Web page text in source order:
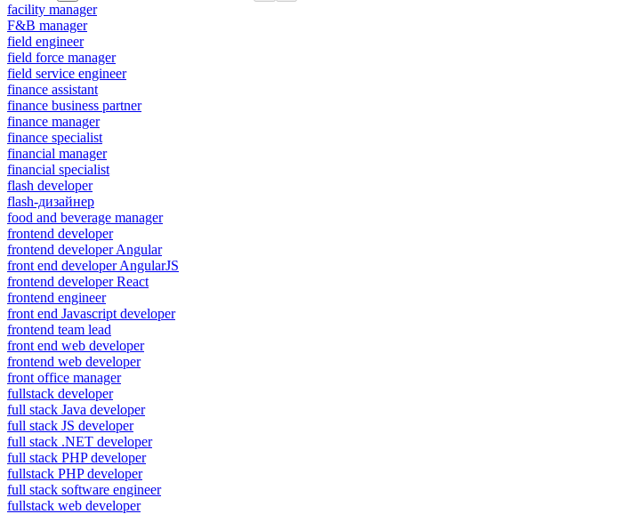
facility manager
F&B manager
field engineer
field force manager
field service engineer
finance assistant
finance business partner
finance manager
finance specialist
financial manager
financial specialist
flash developer
flash-дизайнер
food and beverage manager
frontend developer
frontend developer Angular
front end developer AngularJS
frontend developer React
frontend engineer
front end Javascript developer
frontend team lead
front end web developer
frontend web developer
front office manager
fullstack developer
full stack Java developer
full stack JS developer
full stack .NET developer
full stack PHP developer
fullstack PHP developer
full stack software engineer
fullstack web developer